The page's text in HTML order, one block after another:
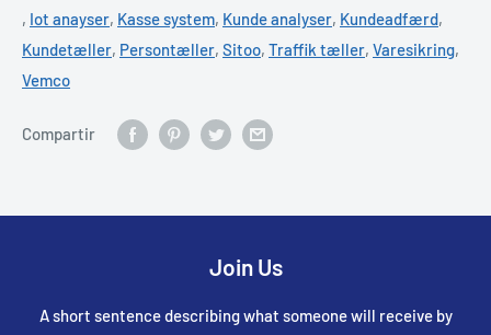
, Iot anayser, Kasse system, Kunde analyser, Kundeadfærd,
Kundetæller, Persontæller, Sitoo, Traffik tæller, Varesikring,
Vemco
Compartir
Join Us
A short sentence describing what someone will receive by